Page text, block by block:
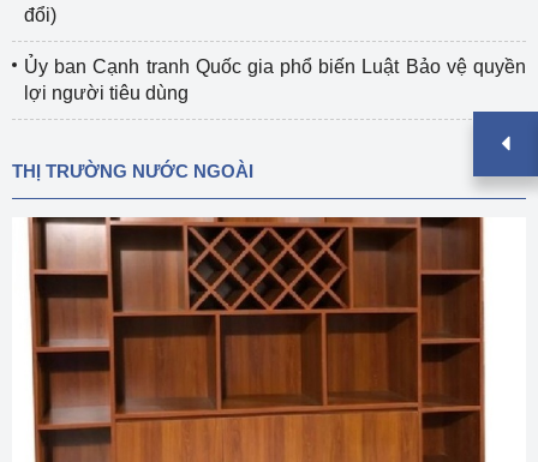
đổi)
Ủy ban Cạnh tranh Quốc gia phổ biến Luật Bảo vệ quyền
lợi người tiêu dùng
THỊ TRƯỜNG NƯỚC NGOÀI